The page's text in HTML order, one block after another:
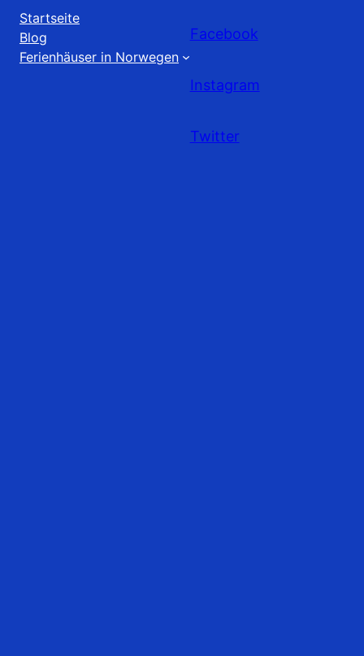
Startseite
Blog
Ferienhäuser in Norwegen
Facebook
Instagram
Twitter